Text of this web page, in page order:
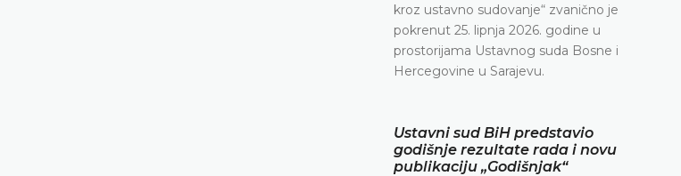
kroz ustavno sudovanje“ zvanično je
pokrenut 25. lipnja 2026. godine u
prostorijama Ustavnog suda Bosne i
Hercegovine u Sarajevu.
Ustavni sud BiH predstavio
godišnje rezultate rada i novu
publikaciju „Godišnjak“